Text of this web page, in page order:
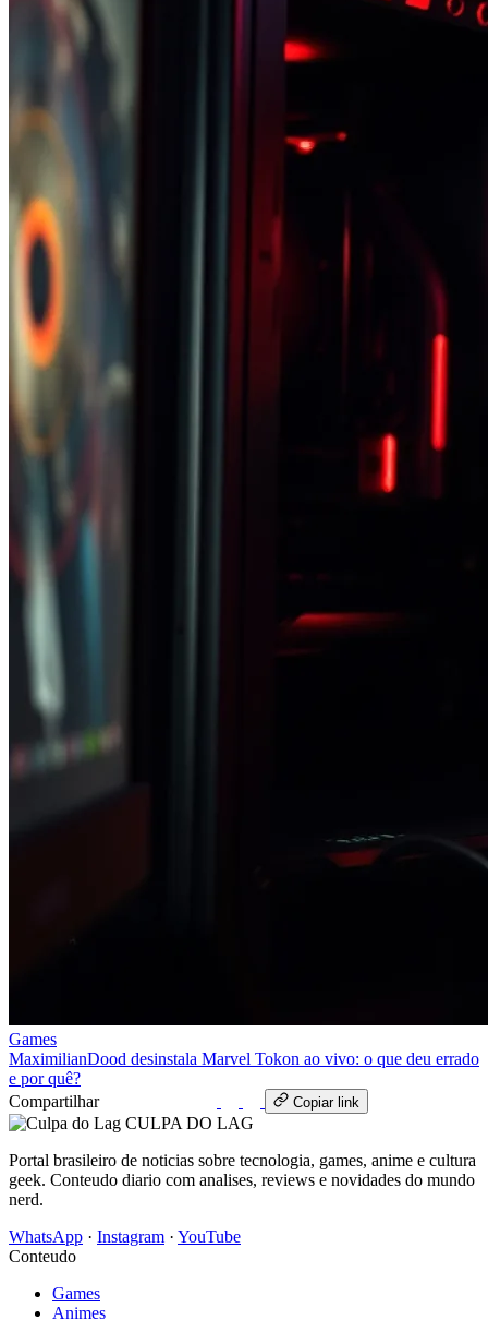
Games
MaximilianDood desinstala Marvel Tokon ao vivo: o que deu errado
e por quê?
Compartilhar
Copiar link
CULPA DO LAG
Portal brasileiro de noticias sobre tecnologia, games, anime e cultura
geek. Conteudo diario com analises, reviews e novidades do mundo
nerd.
WhatsApp · Instagram · YouTube
Conteudo
Games
Animes